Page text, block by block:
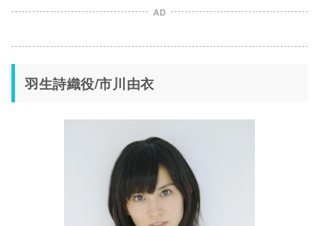
AD
羽生詩織役/市川由衣